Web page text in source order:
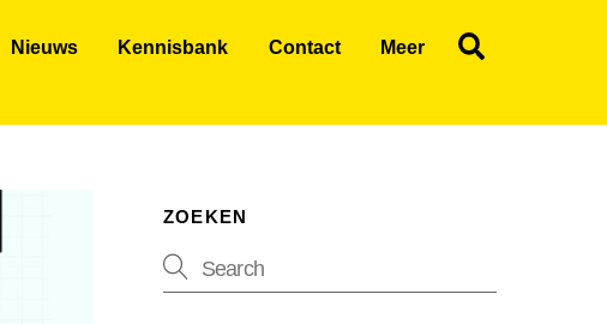
Nieuws Kennisbank Contact Meer
ZOEKEN